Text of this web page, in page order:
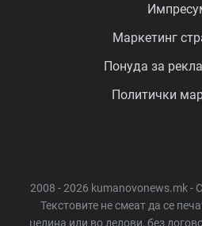
Маркетинг
Понуда за
Политички
2008 - 2026 kumanovonews.mk -
Текстовите не смеат да се
целина или во делови, без